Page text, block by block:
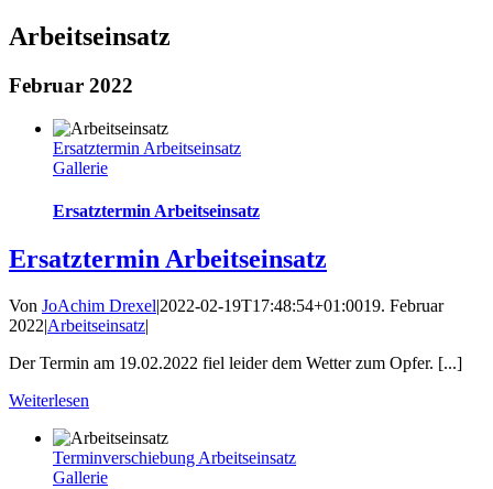
Arbeitseinsatz
Februar 2022
Ersatztermin Arbeitseinsatz
Gallerie
Ersatztermin Arbeitseinsatz
Ersatztermin Arbeitseinsatz
Von JoAchim Drexel|2022-02-19T17:48:54+01:0019. Februar
2022|Arbeitseinsatz|
Der Termin am 19.02.2022 fiel leider dem Wetter zum Opfer. [...]
Weiterlesen
Terminverschiebung Arbeitseinsatz
Gallerie